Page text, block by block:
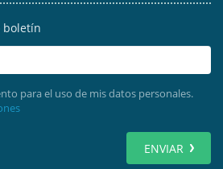
boletín
para el uso de mis datos personales.
ENVIAR